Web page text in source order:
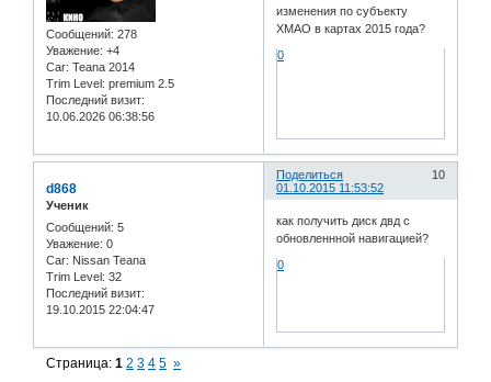
Сообщений: 278
Уважение: +4
Car: Teana 2014
Trim Level: premium 2.5
Последний визит:
10.06.2026 06:38:56
изменения по субъекту
ХМАО в картах 2015 года?
0
Поделиться
10
01.10.2015 11:53:52
d868
Ученик
Сообщений: 5
Уважение: 0
Car: Nissan Teana
Trim Level: 32
Последний визит:
19.10.2015 22:04:47
как получить диск двд с
обновленнной навигацией?
0
Страница:1 2 3 4 5 »